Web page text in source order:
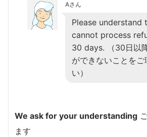
Aさん
Please understand
cannot process
30 days. （30日以
ができないことをご
い）
We ask for your understanding
ます